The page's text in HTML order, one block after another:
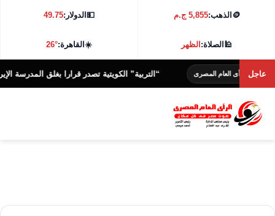
🪙 الذهب:5,855 ج.م 💵الدولار:49.75
🕌الصلاة:الظهر ☀️القاهرة:26°
عاجل
العام المصرى “التربية” الكويتية تصدر قرارا بغلق المدرسة الإيرانية